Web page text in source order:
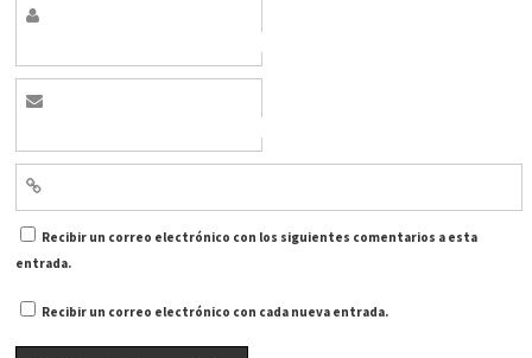
Recibir un correo electrónico con los siguientes comentarios a esta
entrada.
Recibir un correo electrónico con cada nueva entrada.